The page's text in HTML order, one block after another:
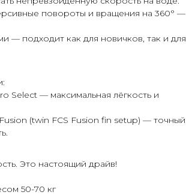
повороты и вращения на 360° —
— подходит как для новичков, так и для
Select — максимальная лёгкость и
(twin FCS Fusion fin setup) — точный
Это настоящий драйв!
50-70 кг